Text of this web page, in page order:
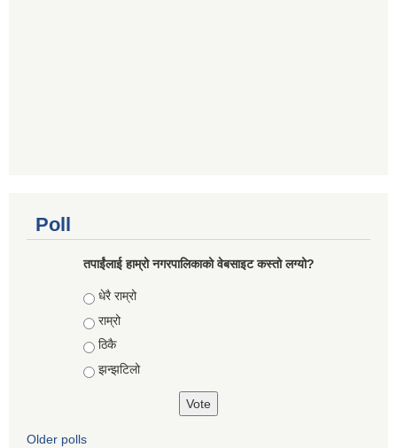
Poll
तपाईंलाई हाम्रो नगरपालिकाको वेबसाइट कस्तो लग्यो?
Choices
धेरै राम्रो
राम्रो
ठिकै
झन्झटिलो
Older polls